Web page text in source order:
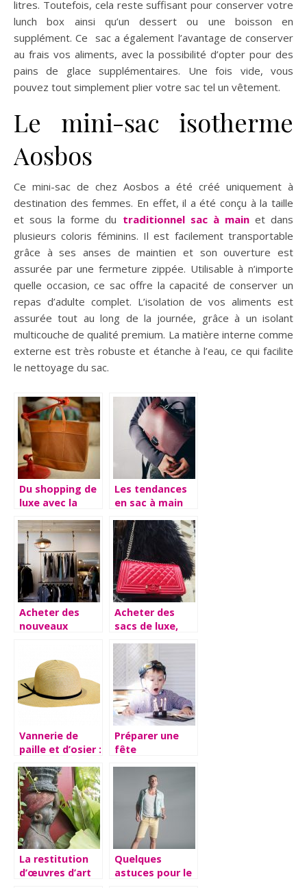
litres. Toutefois, cela reste suffisant pour conserver votre
lunch box ainsi qu’un dessert ou une boisson en
supplément. Ce sac a également l’avantage de conserver
au frais vos aliments, avec la possibilité d’opter pour des
pains de glace supplémentaires. Une fois vide, vous
pouvez tout simplement plier votre sac tel un vêtement.
Le mini-sac isotherme
Aosbos
Ce mini-sac de chez Aosbos a été créé uniquement à
destination des femmes. En effet, il a été conçu à la taille
et sous la forme du traditionnel sac à mainet dans
plusieurs coloris féminins. Il est facilement transportable
grâce à ses anses de maintien et son ouverture est
assurée par une fermeture zippée. Utilisable à n’importe
quelle occasion, ce sac offre la capacité de conserver un
repas d’adulte complet. L’isolation de vos aliments est
assurée tout au long de la journée, grâce à un isolant
multicouche de qualité premium. La matière interne comme
externe est très robuste et étanche à l’eau, ce qui facilite
le nettoyage du sac.
Du shopping de
luxe avec la
Les tendances
en sac à main
année !
Acheter des
nouveaux
également dans
une démarche
écologique !
Acheter des
sacs de luxe,
Vannerie de
paille et d’osier :
meilleurs
produits en
France ?
Préparer une
fête
pour un petit
garçon
La restitution
d’œuvres d’art
Quelques
astuces pour le